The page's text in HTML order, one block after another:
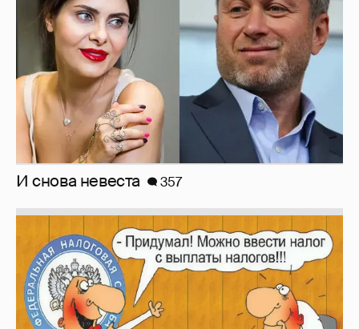
Зачем нам вообще платить налоги? (или:
как работают наши деньги, когда мы
заикаемся о защите прав)